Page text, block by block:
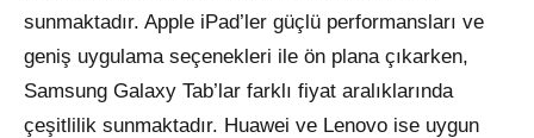
sunmaktadır. Apple iPad’ler güçlü performansları ve
geniş uygulama seçenekleri ile ön plana çıkarken,
Samsung Galaxy Tab’lar farklı fiyat aralıklarında
çeşitlilik sunmaktadır. Huawei ve Lenovo ise uygun